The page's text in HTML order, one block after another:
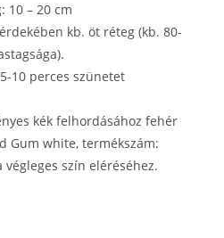
10 – 20 cm
kb. öt réteg (kb. 80-
10 perces szünetet
kék felhordásához fehér
Gum white, termékszám:
végleges szín eléréséhez.